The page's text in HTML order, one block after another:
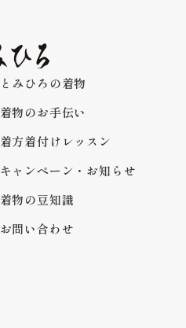
とみひろの着物
着物のお手伝い
着方着付けレッスン
キャンペーン・お知らせ
着物の豆知識
お問い合わせ